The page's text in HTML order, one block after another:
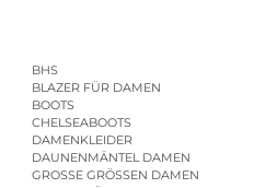
BHS
BLAZER FÜR DAMEN
BOOTS
CHELSEABOOTS
DAMENKLEIDER
DAUNENMÄNTEL DAMEN
GROSSE GRÖSSEN DAMEN